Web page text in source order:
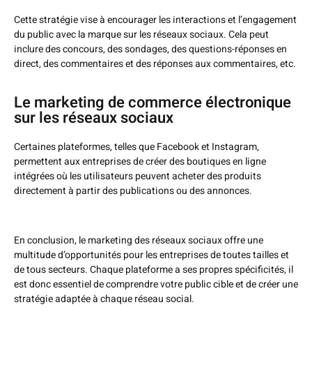
Cette stratégie vise à encourager les interactions et l’engagement
du public avec la marque sur les réseaux sociaux. Cela peut
inclure des concours, des sondages, des questions-réponses en
direct, des commentaires et des réponses aux commentaires, etc.
Le marketing de commerce électronique
sur les réseaux sociaux
Certaines plateformes, telles que Facebook et Instagram,
permettent aux entreprises de créer des boutiques en ligne
intégrées où les utilisateurs peuvent acheter des produits
directement à partir des publications ou des annonces.
En conclusion, le marketing des réseaux sociaux offre une
multitude d’opportunités pour les entreprises de toutes tailles et
de tous secteurs. Chaque plateforme a ses propres spécificités, il
est donc essentiel de comprendre votre public cible et de créer une
stratégie adaptée à chaque réseau social.